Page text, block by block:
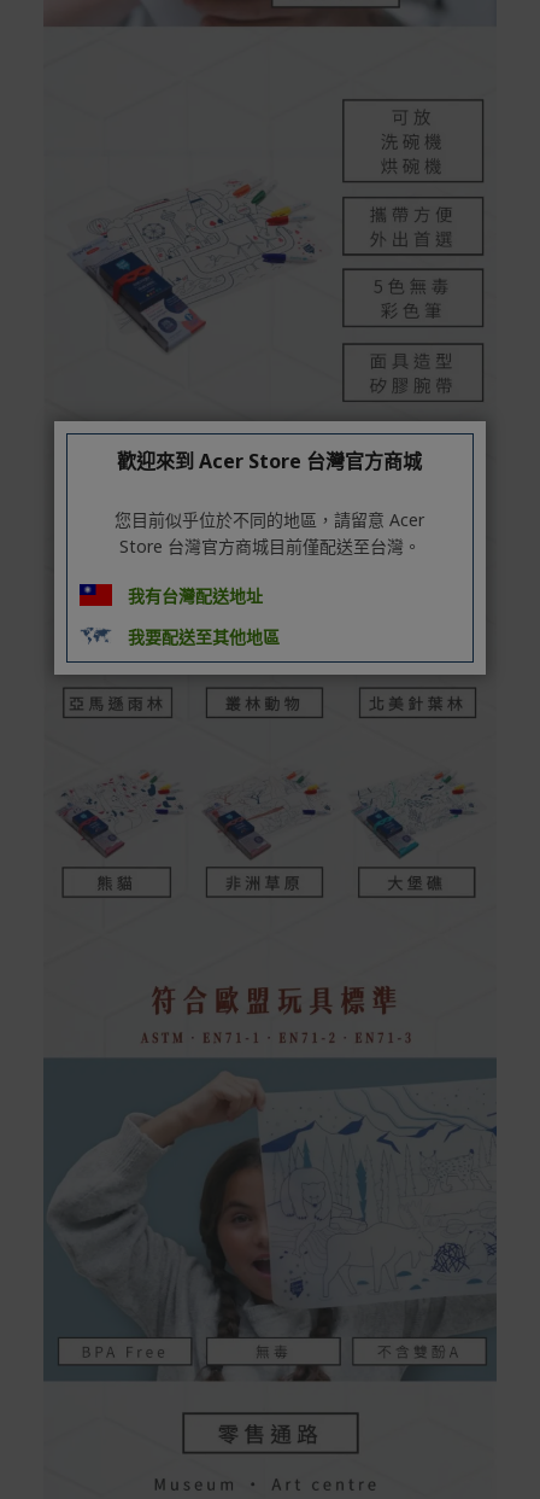
歡迎來到 Acer Store 台灣官方商城
您目前似乎位於不同的地區，請留意 Acer
Store 台灣官方商城目前僅配送至台灣。
我有台灣配送地址
我要配送至其他地區